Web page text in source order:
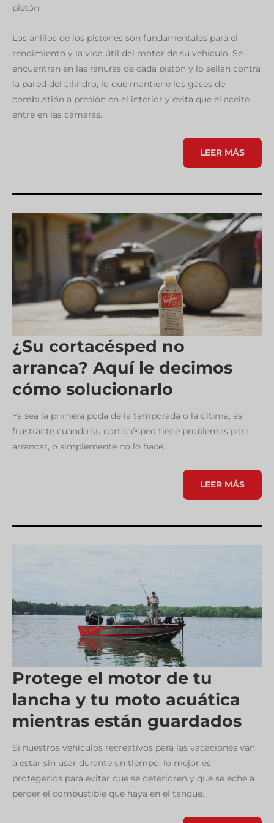
pistón
Los anillos de los pistones son fundamentales para el
rendimiento y la vida útil del motor de su vehículo. Se
encuentran en las ranuras de cada pistón y lo sellan contra
la pared del cilindro, lo que mantiene los gases de
combustión a presión en el interior y evita que el aceite
entre en las cámaras.
LIMPIEZA
LOS
LOS
LEER MÁS
¿Su cortacésped no
arranca? Aquí le decimos
cómo solucionarlo
Ya sea la primera poda de la temporada o la última, es
frustrante cuando su cortacésped tiene problemas para
arrancar, o simplemente no lo hace.
¿SU
NO
LE
SOLUCIONARLO
LEER MÁS
Protege el motor de tu
lancha y tu moto acuática
mientras están guardados
Si nuestros vehículos recreativos para las vacaciones van
a estar sin usar durante un tiempo, lo mejor es
protegerlos para evitar que se deterioren y que se eche a
perder el combustible que haya en el tanque.